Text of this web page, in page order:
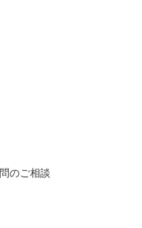
のご相談